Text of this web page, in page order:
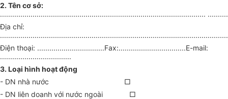
2. Tên cơ sở:
.....................................................................................................
Địa chỉ:
Điện thoại: .................................Fax:.................................E-mail:
...................................
3. Loại hình hoạt động
- DN nhà nước □
- DN liên doanh với nước ngoài
□